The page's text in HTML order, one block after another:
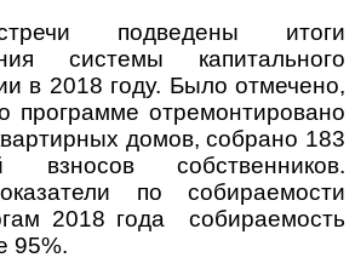
подведены итоги
системы капитального
в 2018 году. Было отмечено,
программе отремонтировано
домов, собрано 183
собственников.
по собираемости
2018 года собираемость
95%.